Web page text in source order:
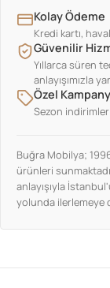
Kolay Ödeme
Kredi kartı,
Güvenilir
Yıllarca süren
anlayışımızla
Özel
Sezon
Buğra Mobilya;
ürünleri
anlayışıyla
yolunda ilerlemeye